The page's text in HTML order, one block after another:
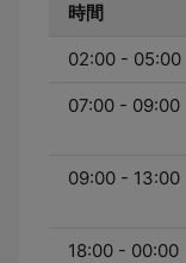
時間
02:00 - 05:00
07:00 - 09:00
09:00 - 13:00
18:00 - 00:00